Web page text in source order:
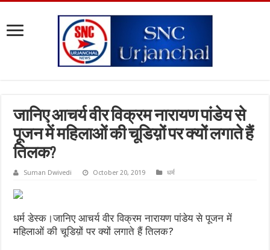
जानिए आचर्य वीर विक्रम नारायण पांडेय से
पूजन में महिलाओं की चूडिय़ों पर क्यों लगाते हैं
तिलक?
Suman Dwivedi October 20, 2019 धर्म
धर्म डेस्क।जानिए आचर्य वीर विक्रम नारायण पांडेय से पूजन में
महिलाओं की चूडिय़ों पर क्यों लगाते हैं तिलक?